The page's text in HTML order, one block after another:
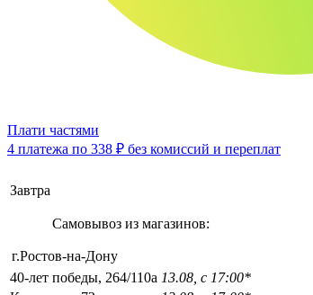
Плати частями
4 платежа по 338 ₽ без комиссий и переплат
Завтра
Самовывоз из магазинов:
г.Ростов-на-Дону
40-лет победы, 264/110а 13.08, с 17:00*